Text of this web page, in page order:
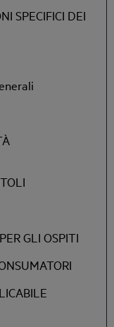
SPECIFICI DEI
GLI OSPITI